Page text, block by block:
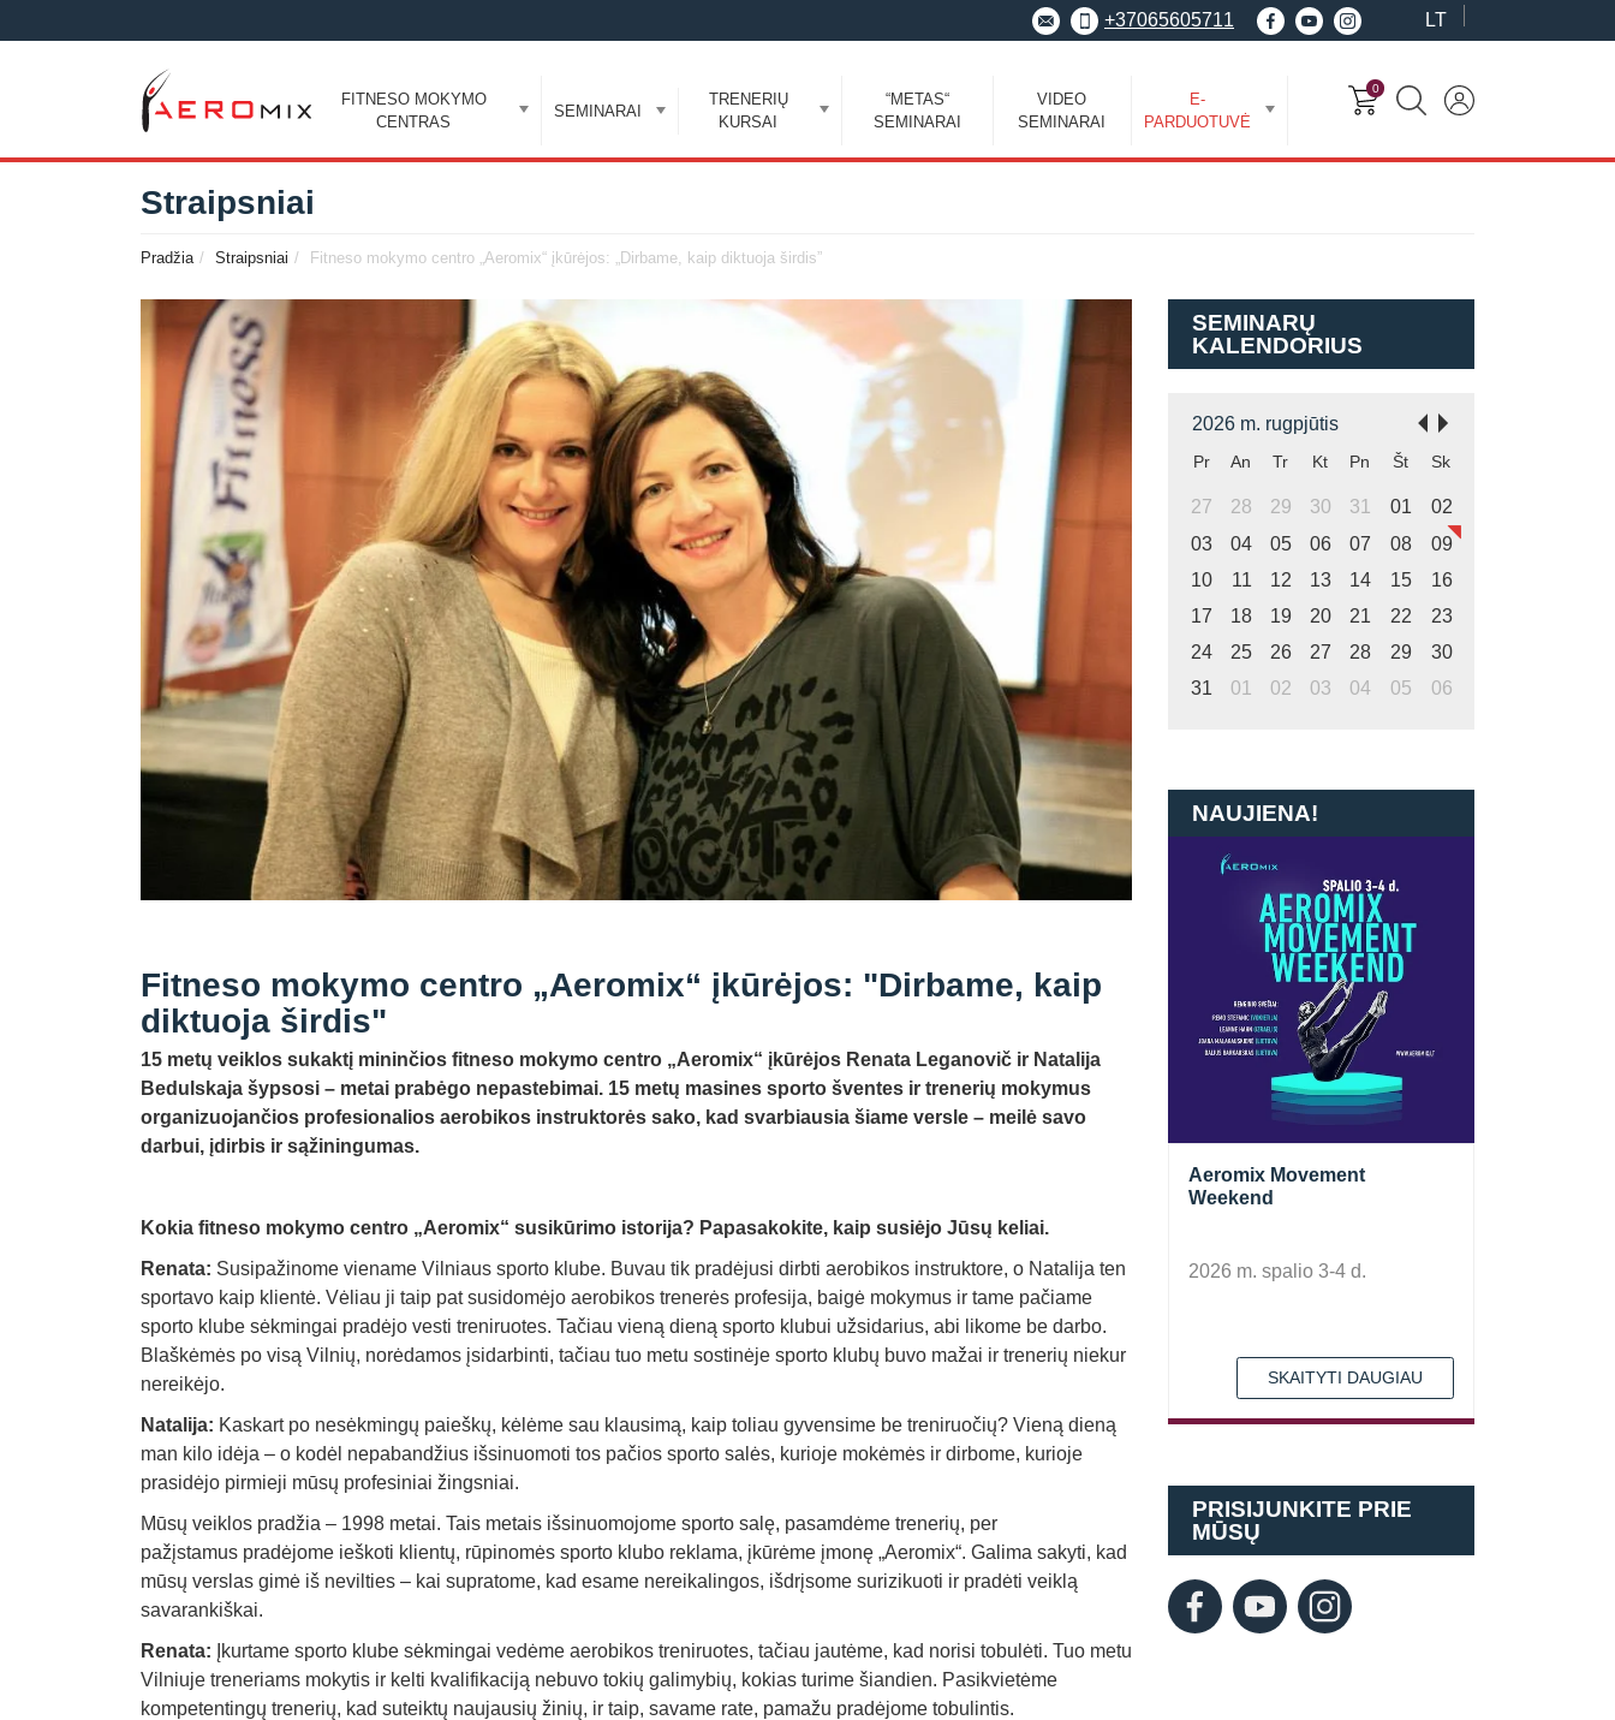
+37065605711 LT
FITNESO MOKYMO
CENTRAS
SEMINARAI
TRENERIŲ
KURSAI
“METAS“
SEMINARAI
VIDEO
SEMINARAI
E-
PARDUOTUVĖ
0
Straipsniai
Pradžia Straipsniai Fitneso mokymo centro „Aeromix“ įkūrėjos: „Dirbame, kaip diktuoja širdis”
Fitneso mokymo centro „Aeromix“ įkūrėjos: "Dirbame, kaip
diktuoja širdis"
15 metų veiklos sukaktį mininčios fitneso mokymo centro „Aeromix“ įkūrėjos Renata Leganovič ir Natalija
Bedulskaja šypsosi – metai prabėgo nepastebimai. 15 metų masines sporto šventes ir trenerių mokymus
organizuojančios profesionalios aerobikos instruktorės sako, kad svarbiausia šiame versle – meilė savo
darbui, įdirbis ir sąžiningumas.
Kokia fitneso mokymo centro „Aeromix“ susikūrimo istorija? Papasakokite, kaip susiėjo Jūsų keliai.
Renata: Susipažinome viename Vilniaus sporto klube. Buvau tik pradėjusi dirbti aerobikos instruktore, o Natalija ten
sportavo kaip klientė. Vėliau ji taip pat susidomėjo aerobikos trenerės profesija, baigė mokymus ir tame pačiame
sporto klube sėkmingai pradėjo vesti treniruotes. Tačiau vieną dieną sporto klubui užsidarius, abi likome be darbo.
Blaškėmės po visą Vilnių, norėdamos įsidarbinti, tačiau tuo metu sostinėje sporto klubų buvo mažai ir trenerių niekur
nereikėjo.
Natalija: Kaskart po nesėkmingų paieškų, kėlėme sau klausimą, kaip toliau gyvensime be treniruočių? Vieną dieną
man kilo idėja – o kodėl nepabandžius išsinuomoti tos pačios sporto salės, kurioje mokėmės ir dirbome, kurioje
prasidėjo pirmieji mūsų profesiniai žingsniai.
Mūsų veiklos pradžia – 1998 metai. Tais metais išsinuomojome sporto salę, pasamdėme trenerių, per
pažįstamus pradėjome ieškoti klientų, rūpinomės sporto klubo reklama, įkūrėme įmonę „Aeromix“. Galima sakyti, kad
mūsų verslas gimė iš nevilties – kai supratome, kad esame nereikalingos, išdrįsome surizikuoti ir pradėti veiklą
savarankiškai.
Renata:
Įkurtame sporto klube sėkmingai vedėme aerobikos treniruotes, tačiau jautėme, kad norisi tobulėti. Tuo metu
Vilniuje treneriams mokytis ir kelti kvalifikaciją nebuvo tokių galimybių, kokias turime šiandien. Pasikvietėme
kompetentingų trenerių, kad suteiktų naujausių žinių, ir taip, savame rate, pamažu pradėjome tobulintis.
SEMINARŲ
KALENDORIUS
2026 m. rugpjūtis
Pr An Tr Kt Pn Št Sk
27 28 29 30 31 01
02
03
04 05 06 07 08
09
10
11 12 13 14 15
16
17
18 19 20 21 22
23
24
25 26 27 28 29
30
31
01 02 03 04 05 06
NAUJIENA!
Aeromix Movement
Weekend
2026 m. spalio 3-4 d.
SKAITYTI DAUGIAU
PRISIJUNKITE PRIE
MŪSŲ